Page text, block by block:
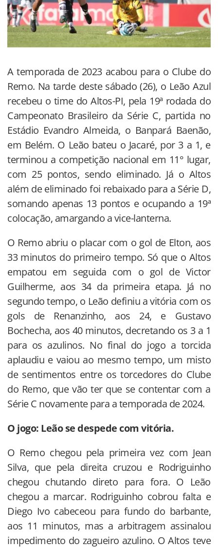
A temporada de 2023 acabou para o Clube do
Remo. Na tarde deste sábado (26), o Leão Azul
recebeu o time do Altos-PI, pela 19ª rodada do
Campeonato Brasileiro da Série C, partida no
Estádio Evandro Almeida, o Banpará Baenão,
em Belém. O Leão bateu o Jacaré, por 3 a 1, e
terminou a competição nacional em 11° lugar,
com 25 pontos, sendo eliminado. Já o Altos
além de eliminado foi rebaixado para a Série D,
somando apenas 13 pontos e ocupando a 19ª
colocação, amargando a vice-lanterna.
O Remo abriu o placar com o gol de Elton, aos
33 minutos do primeiro tempo. Só que o Altos
empatou em seguida com o gol de Victor
Guilherme, aos 34 da primeira etapa. Já no
segundo tempo, o Leão definiu a vitória com os
gols de Renanzinho, aos 24, e Gustavo
Bochecha, aos 40 minutos, decretando os 3 a 1
para os azulinos. No final do jogo a torcida
aplaudiu e vaiou ao mesmo tempo, um misto
de sentimentos entre os torcedores do Clube
do Remo, que vão ter que se contentar com a
Série C novamente para a temporada de 2024.
O jogo: Leão se despede com vitória.
O Remo chegou pela primeira vez com Jean
Silva, que pela direita cruzou e Rodriguinho
chegou chutando direto para fora. O Leão
chegou a marcar. Rodriguinho cobrou falta e
Diego Ivo cabeceou para fundo do barbante,
aos 11 minutos, mas a arbitragem assinalou
impedimento do zagueiro azulino. O Altos teve